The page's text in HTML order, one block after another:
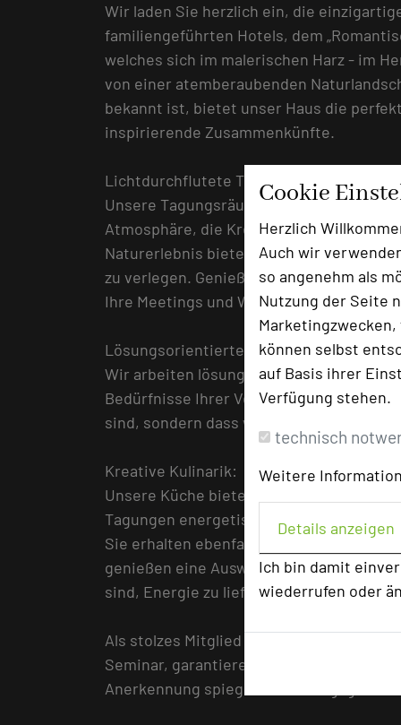
Cookie
Herzlich
Auch wir
so angenehm als
Nutzung der Seite
können selbst
auf Basis ihrer
Verfügung stehen.
technisch
Weitere
Details anzeigen
Ich bin damit
wiederrufen oder
Wir laden Sie herzlich ein, die
familiengeführten Hotels, dem
welches sich im malerischen Harz - im
von einer atemberaubenden
bekannt ist, bietet unser Haus die
inspirierende Zusammenkünfte.
Lichtdurchflutete Tagungsräume und
Unsere Tagungsräume sind von
Atmosphäre, die Kreativität und
Naturerlebnis bieten wir Ihnen die
zu verlegen. Genießen Sie die frische
Ihre Meetings und Workshops zu einem
Lösungsorientierte Ansätze für Ihre
Wir arbeiten lösungsorientiert und
Bedürfnisse Ihrer Veranstaltungen.
sind, sondern dass wir gemeinsam die
Kreative Kulinarik:
Unsere Küche bietet gesunde und
Tagungen energetisch zu unterstützen
Sie erhalten ebenfalls speziell
genießen eine Auswahl an Snacks und
sind, Energie zu liefern und die Geister
Als stolzes Mitglied der TOP 250
Seminar, garantieren wir höchste
Anerkennung spiegelt unser